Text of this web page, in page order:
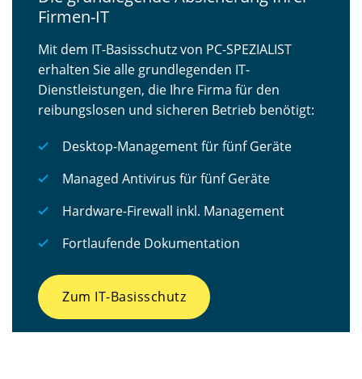
Firmen-IT
Mit dem IT-Basisschutz von PC-SPEZIALIST
erhalten Sie alle grundlegenden IT-
Dienstleistungen, die Ihre Firma für den
reibungslosen und sicheren Betrieb benötigt:
Desktop-Management für fünf Geräte
Managed Antivirus für fünf Geräte
Hardware-Firewall inkl. Management
Fortlaufende Dokumentation
Zum IT-Basisschutz